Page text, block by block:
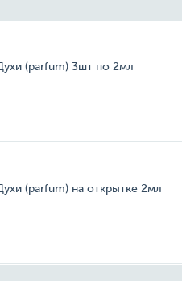
(parfum) 3шт по 2мл
(parfum) на открытке 2мл